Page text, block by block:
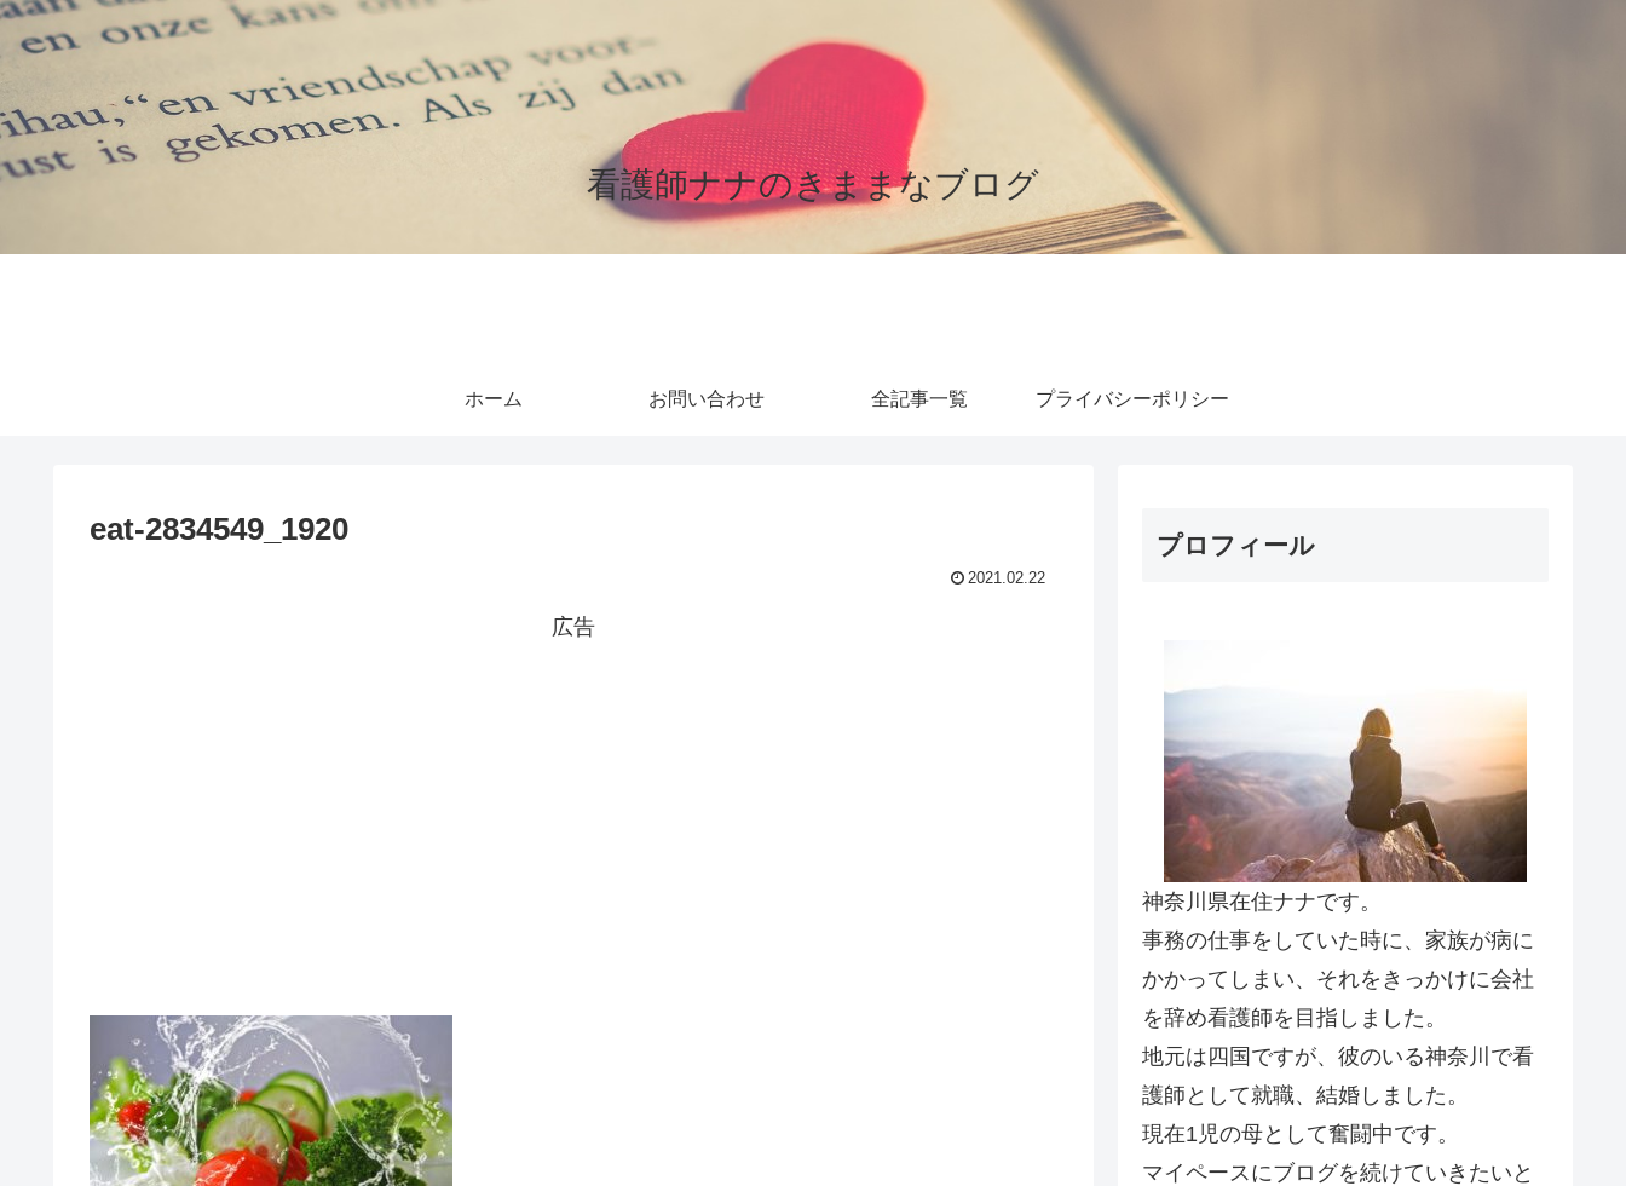
看護師ナナのきままなブログ
ホーム お問い合わせ 全記事一覧 プライバシーポリシー
eat-2834549_1920
2021.02.22
広告
プロフィール
神奈川県在住ナナです。
事務の仕事をしていた時に、家族が病に
かかってしまい、それをきっかけに会社
を辞め看護師を目指しました。
地元は四国ですが、彼のいる神奈川で看
護師として就職、結婚しました。
現在1児の母として奮闘中です。
マイペースにブログを続けていきたいと